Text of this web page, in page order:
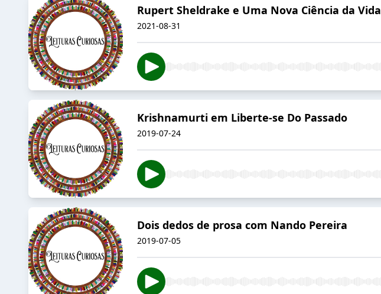
Rupert Sheldrake e Uma Nova Ciência da Vida
2021-08-31
Krishnamurti em Liberte-se Do Passado
2019-07-24
Dois dedos de prosa com Nando Pereira
2019-07-05